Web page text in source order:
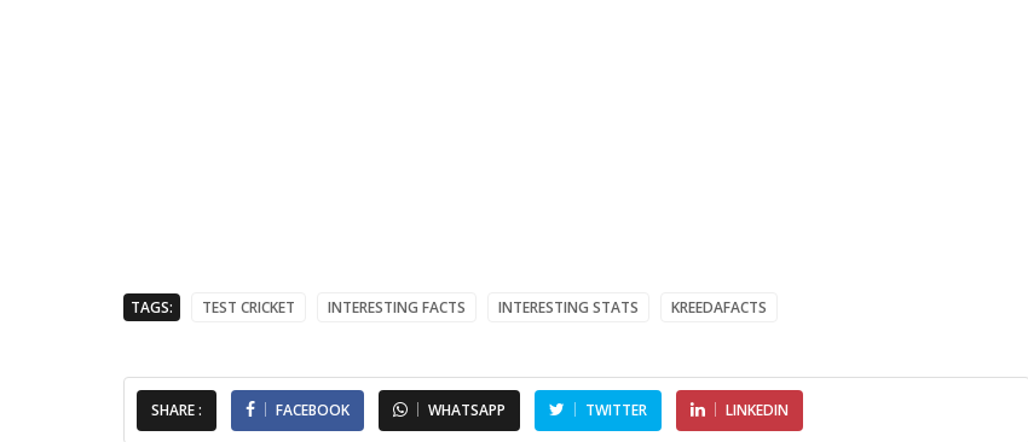
TAGS: TEST CRICKET INTERESTING FACTS INTERESTING STATS KREEDAFACTS
SHARE : FACEBOOK WHATSAPP TWITTER LINKEDIN